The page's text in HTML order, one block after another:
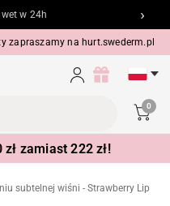
›
zapraszamy na hurt.swederm.pl
0
zł zamiast 222 zł!
subtelnej wiśni - Strawberry Lip